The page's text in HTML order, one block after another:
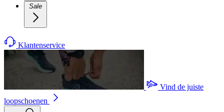
Sale
Klantenservice
Vind de juiste
loopschoenen